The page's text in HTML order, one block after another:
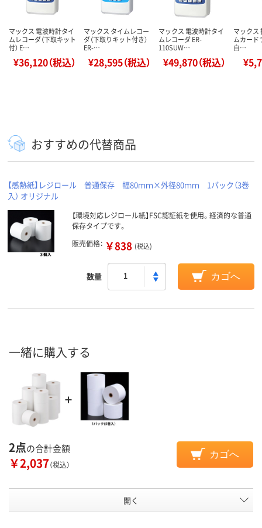
マックス 電波時計タイ
ムレコーダ（下取キット
付） E…
¥36,120（税込）
マックス タイムレコー
ダ（下取りキット付き）
ER-…
¥28,595（税込）
マックス 電波時計タイ
ムレコーダ ER-
110SUW…
¥49,870（税込）
マックス
ムカード
白…
おすすめの代替商品
【感熱紙】レジロール 普通保存 幅80ｍｍ×外径80ｍｍ 1パック（3巻
入） オリジナル
【環境対応レジロール紙】FSC認証紙を使用。経済的な普通
保存タイプです。
販売価格： ￥838 (税込)
数量 カゴへ
一緒に購入する
2点の合計金額
￥2,037（税込）
カゴへ
開く